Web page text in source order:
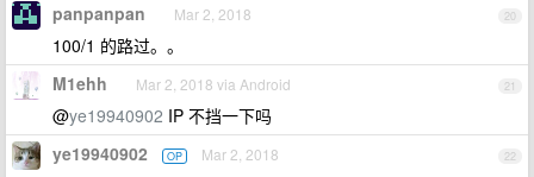
20
panpanpan Mar 2, 2018
100/1 的路过。。
21
M1ehh Mar 2, 2018 via Android
@ye19940902 IP 不挡一下吗
22
ye19940902 OP Mar 2, 2018